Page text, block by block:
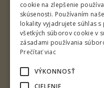
E-mail:
GPS súradnice:
cookie na zlepšenie
skúsenosti. Používaním
lokality vyjadrujete súhlas s
všetkých súborov cookie v
zásadami používania
Prečítať viac
VÝKONNOSŤ
CIELENIE